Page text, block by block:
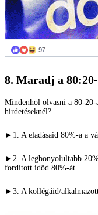
8. Maradj a
Mindenhol olvasni a 80-
hirdetéseknél?
►1. A eladásaid 80%-a a
►2. A legbonyolultabb
fordított időd 80%-át
►3. A kollégáid/